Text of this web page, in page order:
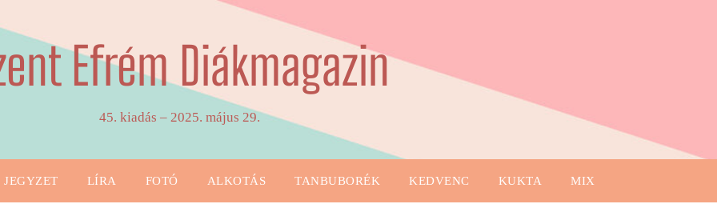
Efrém Diákmagazin
45. kiadás – 2025. május 29.
JEGYZET LÍRA FOTÓ ALKOTÁS TANBUBORÉK KEDVENC KUKTA MIX